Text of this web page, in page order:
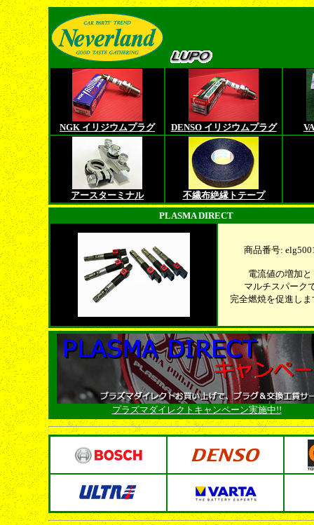
NGK イリジウムプラグ DENSO イリジウムプラグ
アースターミナル
不繊布絶縁トテープ
PLASMA DIRECT
商品番号:
電流値の増加と
マルチスパーク
完全燃焼を促進しま
プラズマダイレクトキャンペーン実施中!!